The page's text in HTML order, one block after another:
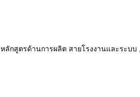
หลักสูตรด้านการผลิต สายโรงงานและระบบ